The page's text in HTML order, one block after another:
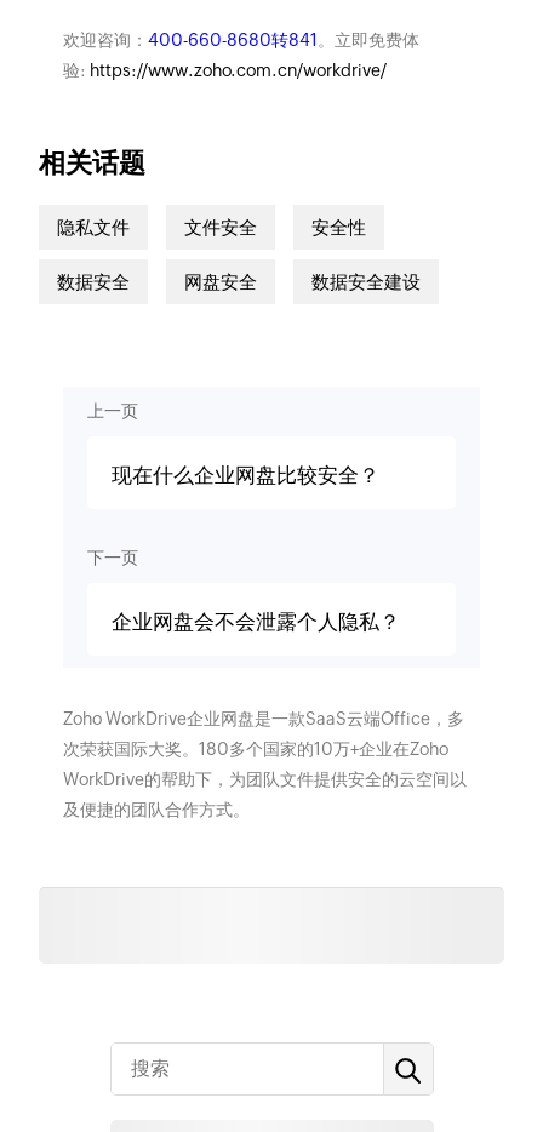
欢迎咨询： 400-660-8680转841 。立即免费体
验: https://www.zoho.com.cn/workdrive/
相关话题
隐私文件 文件安全 安全性
数据安全 网盘安全 数据安全建设
上一页
现在什么企业网盘比较安全？
下一页
企业网盘会不会泄露个人隐私？
Zoho WorkDrive企业网盘是一款SaaS云端Office，多
次荣获国际大奖。180多个国家的10万+企业在Zoho
WorkDrive的帮助下，为团队文件提供安全的云空间以
及便捷的团队合作方式。